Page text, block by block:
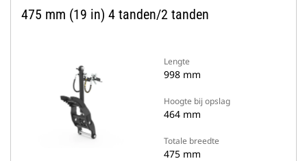
475 mm (19 in) 4 tanden/2 tanden
Lengte
998 mm
Hoogte bij opslag
464 mm
Totale breedte
475 mm